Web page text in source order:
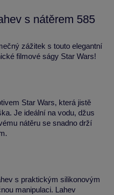
s nátěrem 585
zážitek s touto elegantní
filmové ságy Star Wars!
Star Wars, která jistě
Je ideální na vodu, džus
nátěru se snadno drží
s praktickým silikonovým
manipulaci. Lahev